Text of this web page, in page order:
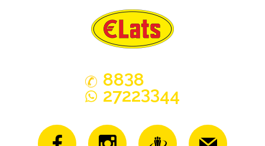
8838
27223344